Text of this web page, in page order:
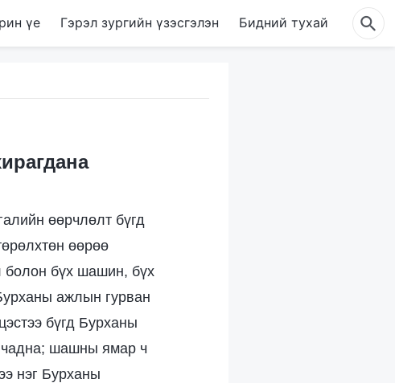
үе Гэрэл зургийн үзэсгэлэн Бидний тухай
өөрчлөлт бүгд
өөрөө
болон бүх шашин, бүх
ажлын гурван
бүгд Бурханы
чадна; шашны ямар ч
нэг Бурханы